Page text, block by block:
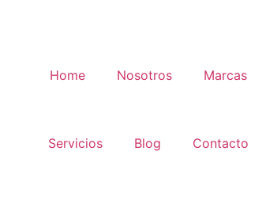
Home Nosotros Marcas
Servicios Blog Contacto